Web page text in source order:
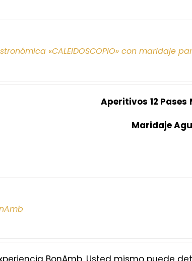
«CALEIDOSCOPIO» con maridaje
Aperitivos 12 Pases
Maridaje